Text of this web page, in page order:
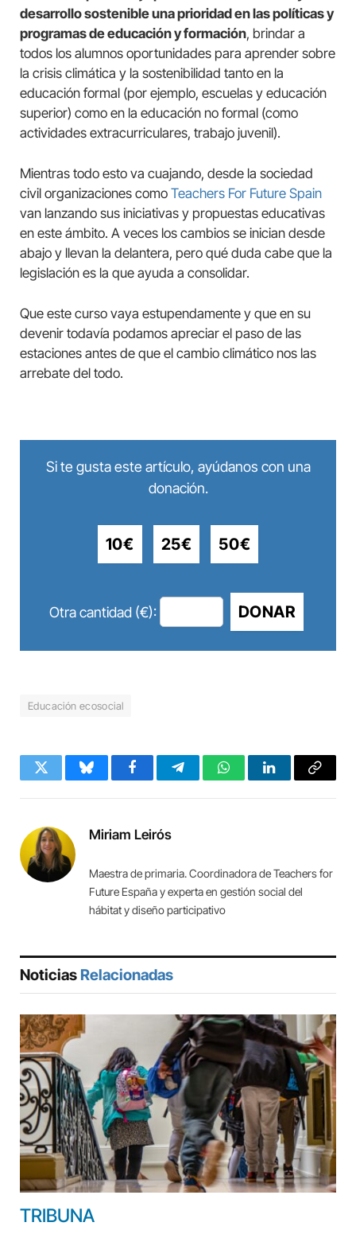
desarrollo sostenible una prioridad en las políticas y
programas de educación y formación, brindar a
todos los alumnos oportunidades para aprender sobre
la crisis climática y la sostenibilidad tanto en la
educación formal (por ejemplo, escuelas y educación
superior) como en la educación no formal (como
actividades extracurriculares, trabajo juvenil).
Mientras todo esto va cuajando, desde la sociedad
civil organizaciones como Teachers For Future Spain
van lanzando sus iniciativas y propuestas educativas
en este ámbito. A veces los cambios se inician desde
abajo y llevan la delantera, pero qué duda cabe que la
legislación es la que ayuda a consolidar.
Que este curso vaya estupendamente y que en su
devenir todavía podamos apreciar el paso de las
estaciones antes de que el cambio climático nos las
arrebate del todo.
Si te gusta este artículo, ayúdanos con una
donación.
10€ 25€ 50€
Otra cantidad (€): DONAR
Educación ecosocial
Twitter BlueskyFacebookTelegramWhatsAppLinkedInCopy
Miriam Leirós
Maestra de primaria. Coordinadora de Teachers for
Future España y experta en gestión social del
hábitat y diseño participativo
Noticias Relacionadas
TRIBUNA